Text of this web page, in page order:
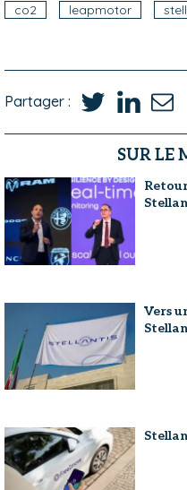
co2 leapmotor
Partager :
SUR LE
Vers